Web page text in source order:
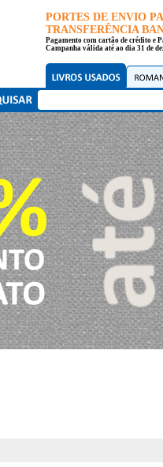
PORTES DE ENVIO
TRANSFERÊNCIA
Pagamento com cartão de crédito e
Campanha válida até ao dia 31 de